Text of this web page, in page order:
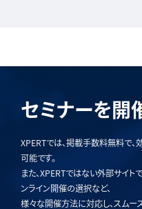
セミナーを開
XPERTでは、掲載手数料無料で
可能です。
また、XPERTではない外部サイト
ンライン開催の選択など、
様々な開催方法に対応し、スムー